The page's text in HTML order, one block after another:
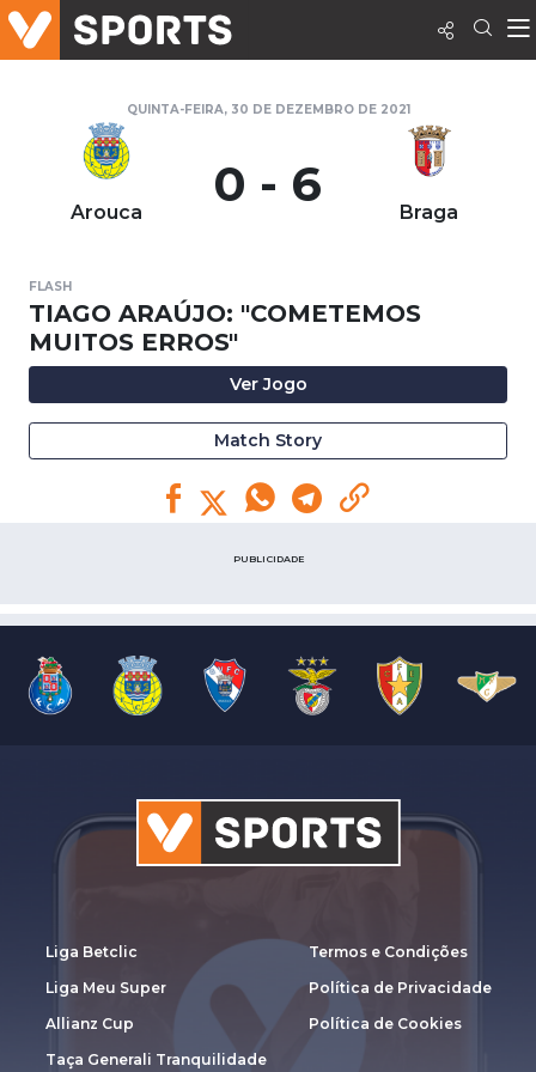
QUINTA-FEIRA, 30 DE DEZEMBRO DE 2021
Arouca 0 - 6 Braga
FLASH
TIAGO ARAÚJO: "COMETEMOS
MUITOS ERROS"
Ver Jogo
Match Story
PUBLICIDADE
Liga Betclic
Liga Meu Super
Allianz Cup
Taça Generali Tranquilidade
Termos e Condições
Política de Privacidade
Política de Cookies